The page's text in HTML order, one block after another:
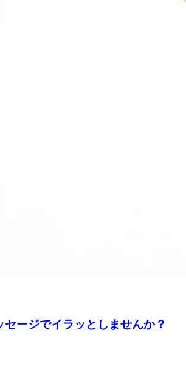
ージでイラッとしませんか？